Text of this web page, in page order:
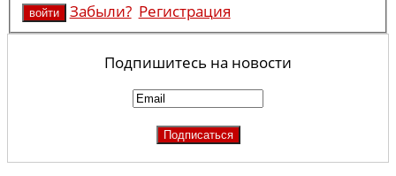
Забыли? Регистрация
Подпишитесь на новости